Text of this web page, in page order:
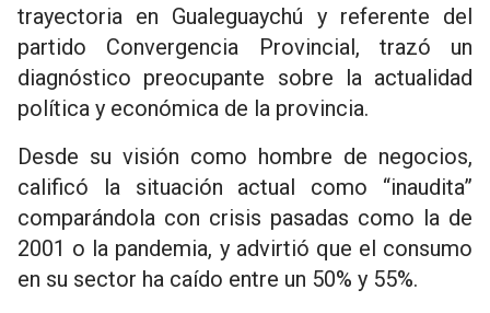
trayectoria en Gualeguaychú y referente del
partido Convergencia Provincial, trazó un
diagnóstico preocupante sobre la actualidad
política y económica de la provincia.
Desde su visión como hombre de negocios,
calificó la situación actual como “inaudita”
comparándola con crisis pasadas como la de
2001 o la pandemia, y advirtió que el consumo
en su sector ha caído entre un 50% y 55%.